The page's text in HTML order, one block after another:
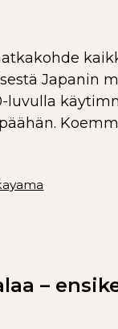
Japanin
luvulla
–